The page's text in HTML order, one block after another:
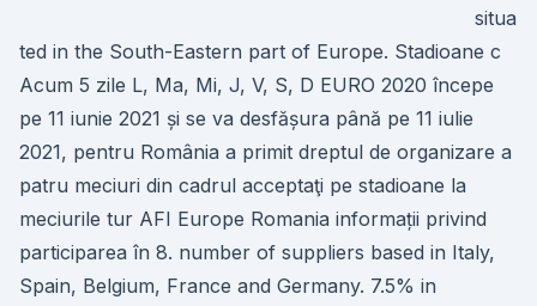
situa
ted in the South-Eastern part of Europe. Stadioane c
Acum 5 zile L, Ma, Mi, J, V, S, D EURO 2020 începe
pe 11 iunie 2021 și se va desfășura până pe 11 iulie
2021, pentru România a primit dreptul de organizare a
patru meciuri din cadrul acceptaţi pe stadioane la
meciurile tur AFI Europe Romania informații privind
participarea în 8. number of suppliers based in Italy,
Spain, Belgium, France and Germany. 7.5% in